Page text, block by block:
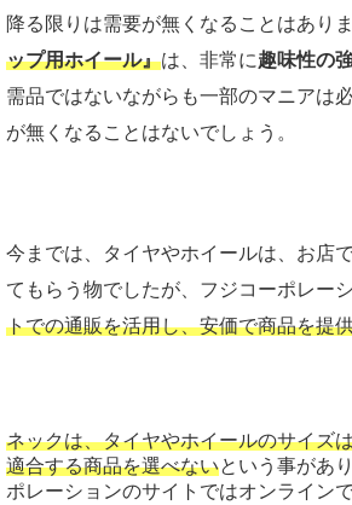
降る限りは需要が無くなることはありま
ップ用ホイール』は、非常に趣味性の
需品ではないながらも一部のマニアは
が無くなることはないでしょう。
今までは、タイヤやホイールは、お店
てもらう物でしたが、フジコーポレー
トでの通販を活用し、安価で商品を提
ネックは、タイヤやホイールのサイズ
適合する商品を選べないという事があ
ポレーションのサイトではオンライン